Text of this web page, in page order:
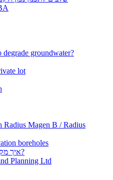
groundwater?
lot
Radius Magen B / Radius
boreholes
איך מקבלים רישיון להשפיל מי תהום?
Planning Ltd